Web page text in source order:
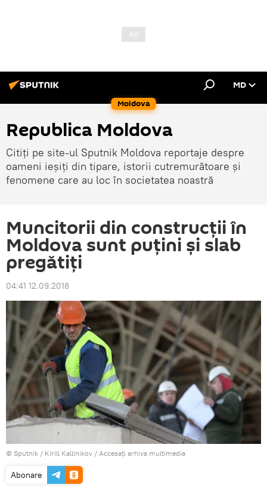
Moldova
MD
Republica Moldova
Citiți pe site-ul Sputnik Moldova reportaje despre
oameni ieșiți din tipare, istorii cutremurătoare și
fenomene care au loc în societatea noastră
Muncitorii din construcții în
Moldova sunt puțini și slab
pregătiți
04:41 12.09.2018
© Sputnik / Kirill Kallinikov / Accesați arhiva multimedia
Abonare